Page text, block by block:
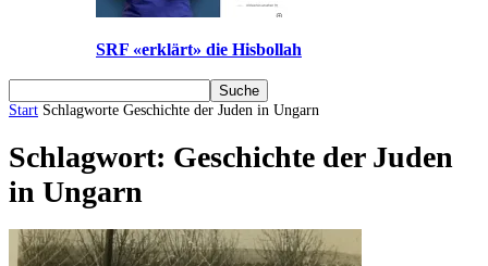
SRF «erklärt» die Hisbollah
Start Schlagworte Geschichte der Juden in Ungarn
Schlagwort: Geschichte der Juden
in Ungarn